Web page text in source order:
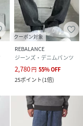
クーポン対象
REBALANCE
ジーンズ・デニムパンツ
2,780円 55%OFF
25ポイント(1倍)